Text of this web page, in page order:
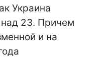
Украина
над 23. Причем
и на